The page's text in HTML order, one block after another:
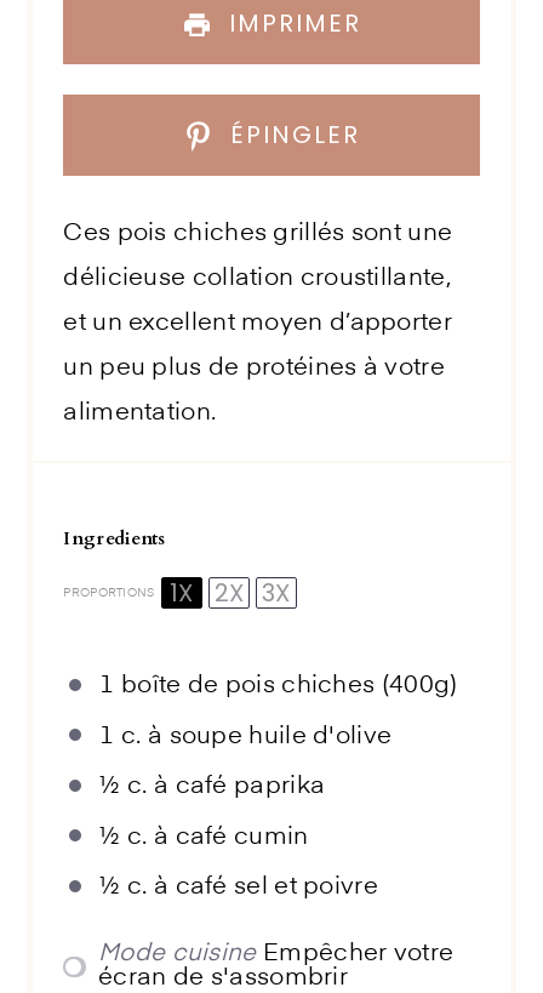
IMPRIMER
ÉPINGLER
Ces pois chiches grillés sont une
délicieuse collation croustillante,
et un excellent moyen d’apporter
un peu plus de protéines à votre
alimentation.
Ingredients
PROPORTIONS 1X 2X 3X
1 boîte de pois chiches (400g )
1 c. à soupe huile d'olive
½ c. à café paprika
½ c. à café cumin
½ c. à café sel et poivre
Mode cuisine Empêcher votre
écran de s'assombrir